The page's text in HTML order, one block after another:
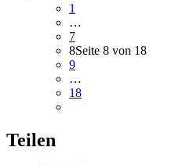
1
…
7
8Seite 8 von 18
9
…
18
Teilen